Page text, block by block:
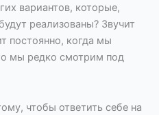
вариантов, которые,
реализованы? Звучит
постоянно, когда мы
мы редко смотрим под
чтобы ответить себе на